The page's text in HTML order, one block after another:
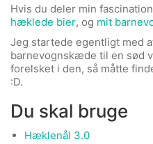
Hvis du deler min
hæklede bier, og mit
Jeg startede egentligt med
barnevognskæde til en sød
forelsket i den, så måtte
:D.
Du skal bruge
Hæklenål 3.0